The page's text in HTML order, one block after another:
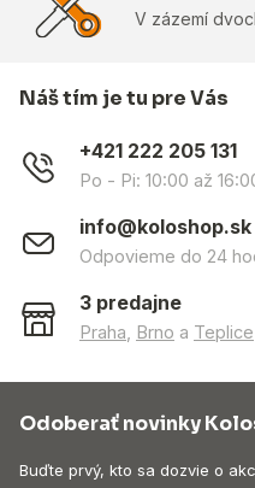
V zázemí
Náš tím je tu pre Vás
+421 222 205 131
Po - Pi: 10:00 až
info@koloshop.sk
Odpovieme do 24
3 predajne
Praha Brno a Teplice
Odoberať novinky
Buďte prvý, kto sa dozvie o